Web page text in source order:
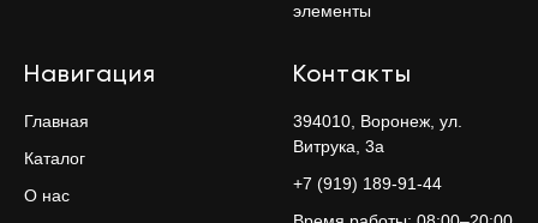
элементы
Навигация
Главная
Каталог
О нас
Контакты
394010, Воронеж, ул.
Витрука, 3а
+7 (919) 189-91-44